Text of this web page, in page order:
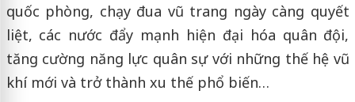
quốc phòng, chạy đua vũ trang ngày càng quyết
liệt, các nước đẩy mạnh hiện đại hóa quân đội,
tăng cường năng lực quân sự với những thế hệ vũ
khí mới và trở thành xu thế phổ biến…